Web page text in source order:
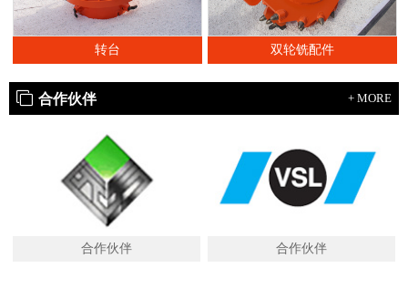
转台 双轮铣配件
合作伙伴 + MORE
合作伙伴 合作伙伴